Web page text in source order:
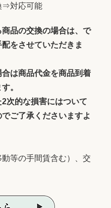
⇒対応可能
品の交換の場合は、で
をさせていただきま
は商品代金を商品到着
。
次的な損害にはついて
ご了承くださいますよ
等の手間賃含む）、交